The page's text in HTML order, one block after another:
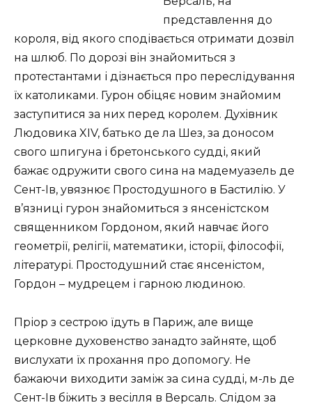
представлення до
короля, від якого сподівається отримати дозвіл
на шлюб. По дорозі він знайомиться з
протестантами і дізнається про переслідування
їх католиками. Гурон обіцяє новим знайомим
заступитися за них перед королем. Духівник
Людовика XIV, батько де ла Шез, за доносом
свого шпигуна і бретонського судді, який
бажає одружити свого сина на мадемуазель де
Сент-Ів, увязнює Простодушного в Бастилію. У
в’язниці гурон знайомиться з янсеністском
священником Гордоном, який навчає його
геометрії, релігії, математики, історії, філософії,
літературі. Простодушний стає янсеністом,
Гордон – мудрецем і гарною людиною.
Пріор з сестрою їдуть в Париж, але вище
церковне духовенство занадто зайняте, щоб
вислухати їх прохання про допомогу. Не
бажаючи виходити заміж за сина судді, м-ль де
Сент-Ів біжить з весілля в Версаль. Слідом за